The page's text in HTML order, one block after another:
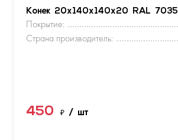
Конек 20х140х140х20 RAL 7035
Покрытие:
Страна производитель:
450 ₽ / шт